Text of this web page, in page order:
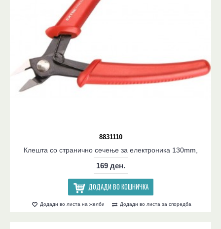
8831110
Клешта со странично сечење за електроника 130mm,
169 ден.
ДОДАДИ ВО КОШНИЧКА
Додади во листа на желби Додади во листа за споредба